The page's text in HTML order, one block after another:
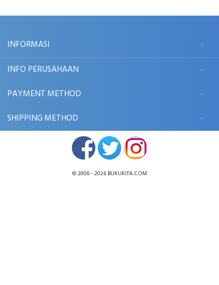
INFORMASI
INFO PERUSAHAAN
PAYMENT METHOD
SHIPPING METHOD
© 2006 - 2026 BUKUKITA.COM